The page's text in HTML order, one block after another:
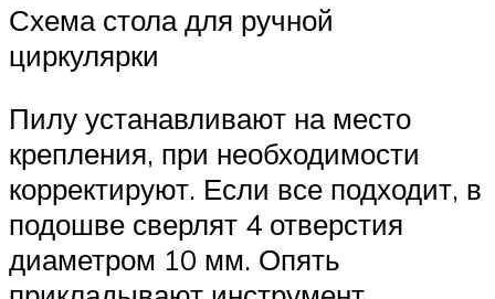
Схема стола для ручной
циркулярки
Пилу устанавливают на место
крепления, при необходимости
корректируют. Если все подходит, в
подошве сверлят 4 отверстия
диаметром 10 мм. Опять